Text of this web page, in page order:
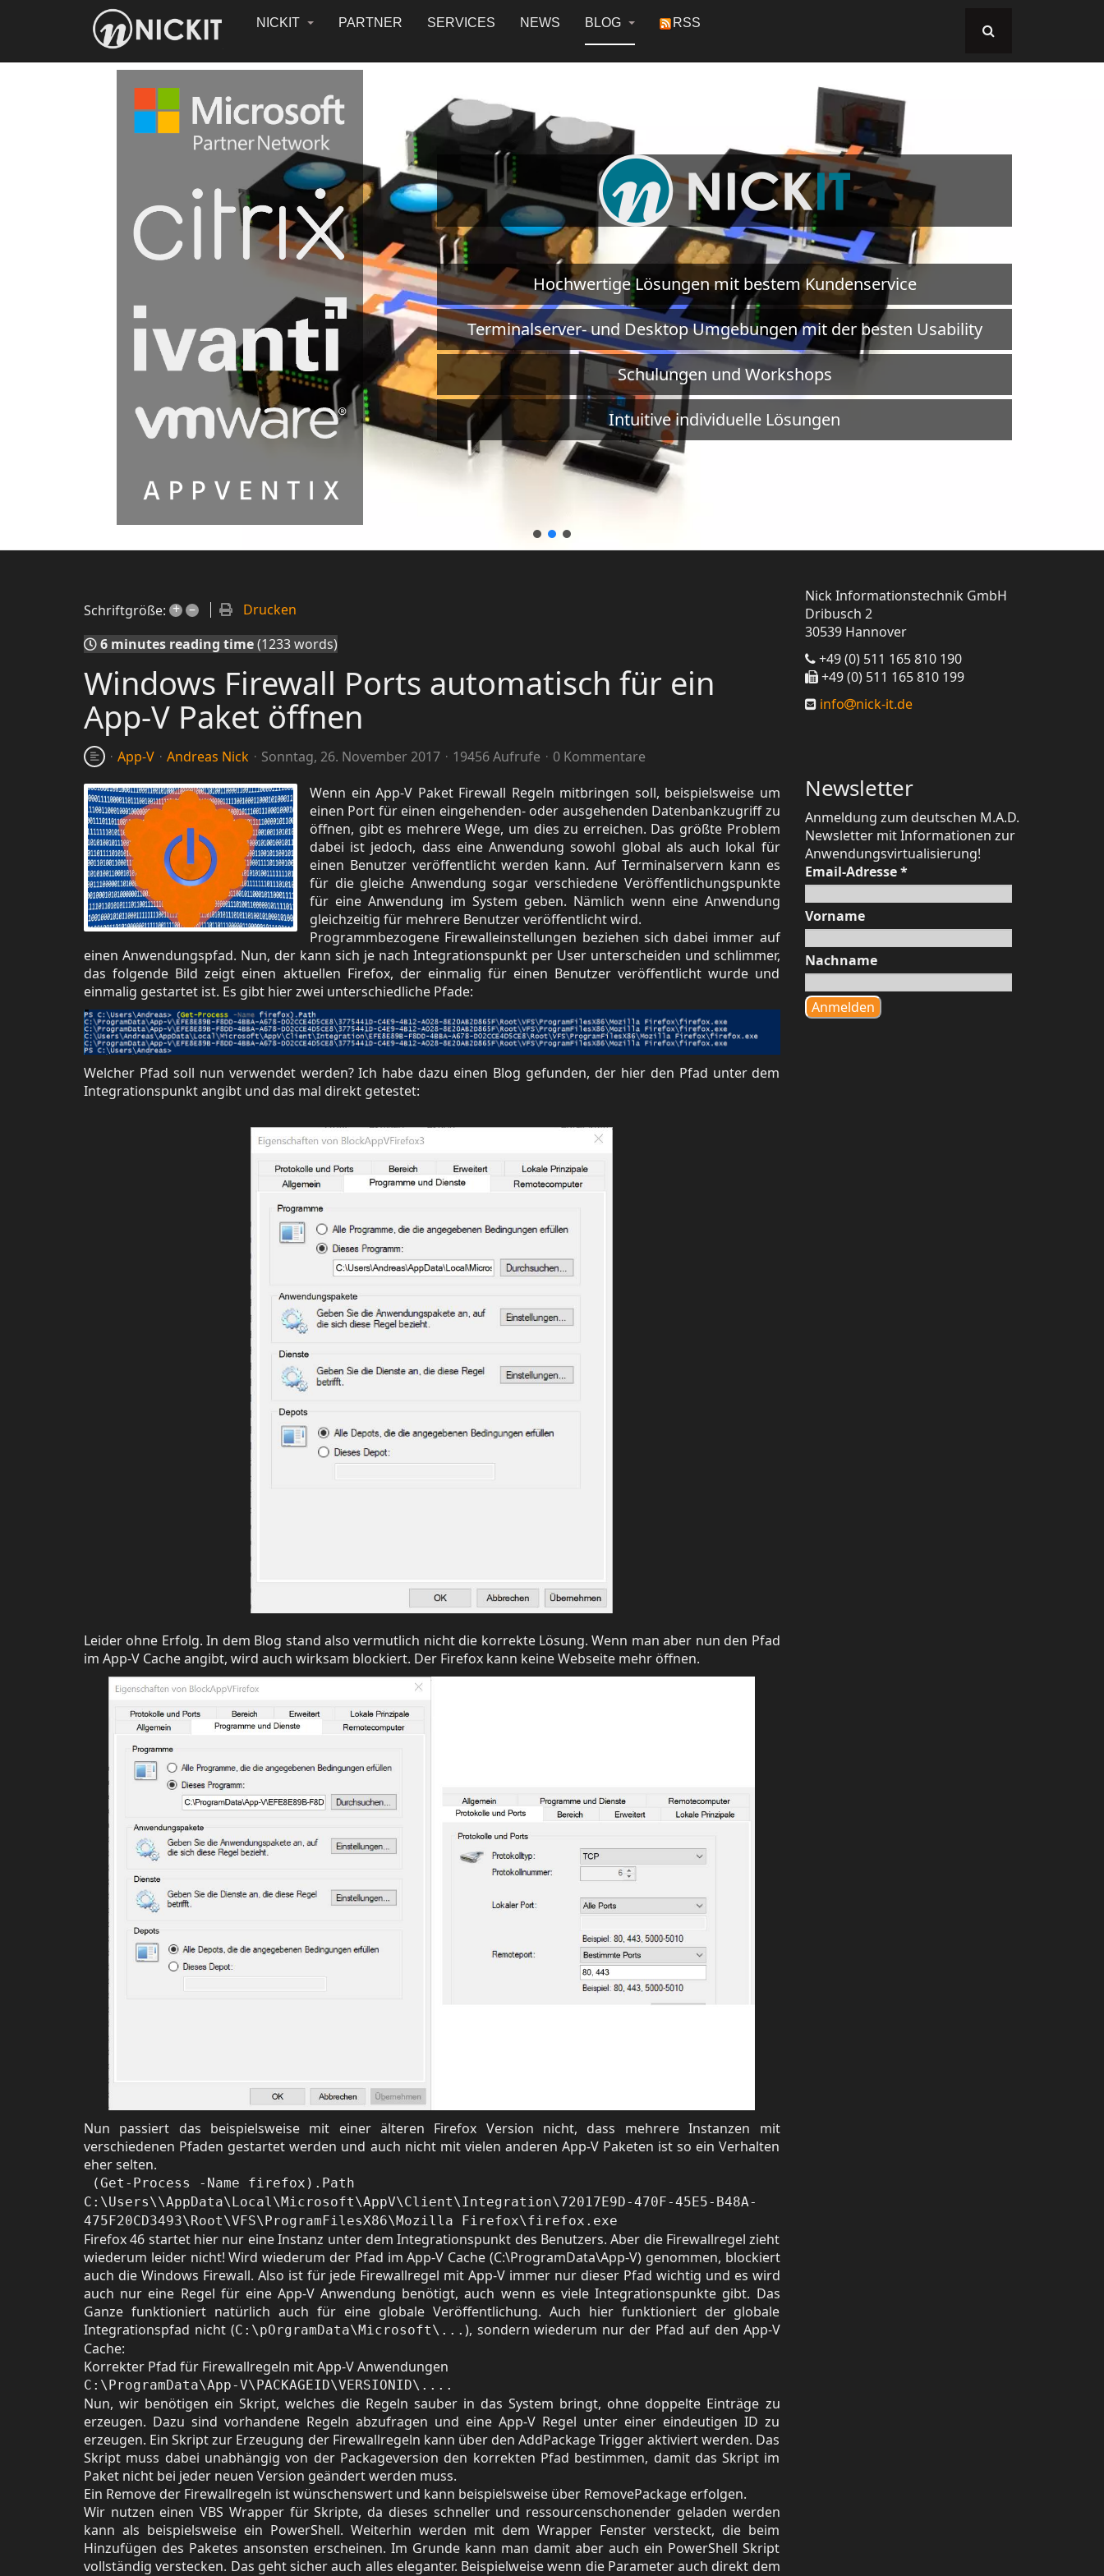
NICKIT PARTNER SERVICES NEWS BLOG RSS
Hochwertige Lösungen mit bestem Kundenservice
Terminalserver- und Desktop Umgebungen mit der besten Usability
Schulungen und Workshops
Intuitive individuelle Lösungen
Schriftgröße: + –
Drucken
6 minutes reading time(1233 words)
Windows Firewall Ports automatisch für ein
App-V Paket öffnen
App-V Andreas Nick Sonntag, 26. November 2017 19456 Aufrufe
0 Kommentare
Wenn ein App-V Paket Firewall Regeln mitbringen soll, beispielsweise um
einen Port für einen eingehenden- oder ausgehenden Datenbankzugriff zu
öffnen, gibt es mehrere Wege, um dies zu erreichen. Das größte Problem
dabei ist jedoch, dass eine Anwendung sowohl global als auch lokal für
einen Benutzer veröffentlicht werden kann. Auf Terminalservern kann es
für die gleiche Anwendung sogar verschiedene Veröffentlichungspunkte
für eine Anwendung im System geben. Nämlich wenn eine Anwendung
gleichzeitig für mehrere Benutzer veröffentlicht wird.
Programmbezogene Firewalleinstellungen beziehen sich dabei immer auf
einen Anwendungspfad. Nun, der kann sich je nach Integrationspunkt per User unterscheiden und schlimmer,
das folgende Bild zeigt einen aktuellen Firefox, der einmalig für einen Benutzer veröffentlicht wurde und
einmalig gestartet ist. Es gibt hier zwei unterschiedliche Pfade:
Welcher Pfad soll nun verwendet werden? Ich habe dazu einen Blog gefunden, der hier den Pfad unter dem
Integrationspunkt angibt und das mal direkt getestet:
Leider ohne Erfolg. In dem Blog stand also vermutlich nicht die korrekte Lösung. Wenn man aber nun den Pfad
im App-V Cache angibt, wird auch wirksam blockiert. Der Firefox kann keine Webseite mehr öffnen.
Nun passiert das beispielsweise mit einer älteren Firefox Version nicht, dass mehrere Instanzen mit
verschiedenen Pfaden gestartet werden und auch nicht mit vielen anderen App-V Paketen ist so ein Verhalten
eher selten.
(Get-Process -Name firefox).Path
C:\Users\\AppData\Local\Microsoft\AppV\Client\Integration\72017E9D-470F-45E5-B48A-
475F20CD3493\Root\VFS\ProgramFilesX86\Mozilla Firefox\firefox.exe
Firefox 46 startet hier nur eine Instanz unter dem Integrationspunkt des Benutzers. Aber die Firewallregel zieht
wiederum leider nicht! Wird wiederum der Pfad im App-V Cache (C:\ProgramData\App-V) genommen, blockiert
auch die Windows Firewall. Also ist für jede Firewallregel mit App-V immer nur dieser Pfad wichtig und es wird
auch nur eine Regel für eine App-V Anwendung benötigt, auch wenn es viele Integrationspunkte gibt. Das
Ganze funktioniert natürlich auch für eine globale Veröffentlichung. Auch hier funktioniert der globale
Integrationspfad nicht (C:\pOrgramData\Microsoft\... ), sondern wiederum nur der Pfad auf den App-V
Cache:
Korrekter Pfad für Firewallregeln mit App-V Anwendungen
C:\ProgramData\App-V\PACKAGEID\VERSIONID\....
Nun, wir benötigen ein Skript, welches die Regeln sauber in das System bringt, ohne doppelte Einträge zu
erzeugen. Dazu sind vorhandene Regeln abzufragen und eine App-V Regel unter einer eindeutigen ID zu
erzeugen. Ein Skript zur Erzeugung der Firewallregeln kann über den AddPackage Trigger aktiviert werden. Das
Skript muss dabei unabhängig von der Packageversion den korrekten Pfad bestimmen, damit das Skript im
Paket nicht bei jeder neuen Version geändert werden muss.
Ein Remove der Firewallregeln ist wünschenswert und kann beispielsweise über RemovePackage erfolgen.
Wir nutzen einen VBS Wrapper für Skripte, da dieses schneller und ressourcenschonender geladen werden
kann als beispielsweise ein PowerShell. Weiterhin werden mit dem Wrapper Fenster versteckt, die beim
Hinzufügen des Paketes ansonsten erscheinen. Im Grunde kann man damit aber auch ein PowerShell Skript
vollständig verstecken. Das geht sicher auch alles eleganter. Beispielweise wenn die Parameter auch direkt dem
Nick Informationstechnik GmbH
Dribusch 2
30539 Hannover
+49 (0) 511 165 810 190
+49 (0) 511 165 810 199
info
nick-it.de
Newsletter
Anmeldung zum deutschen M.A.D.
Newsletter mit Informationen zur
Anwendungsvirtualisierung!
Email-Adresse*
Vorname
Nachname